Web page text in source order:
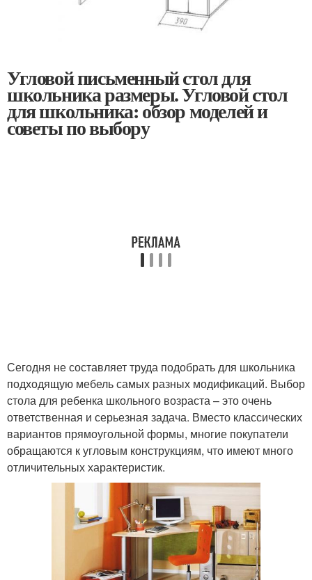
Угловой письменный стол для
школьника размеры. Угловой стол
для школьника: обзор моделей и
советы по выбору
Сегодня не составляет труда подобрать для школьника
подходящую мебель самых разных модификаций. Выбор
стола для ребенка школьного возраста – это очень
ответственная и серьезная задача. Вместо классических
вариантов прямоугольной формы, многие покупатели
обращаются к угловым конструкциям, что имеют много
отличительных характеристик.